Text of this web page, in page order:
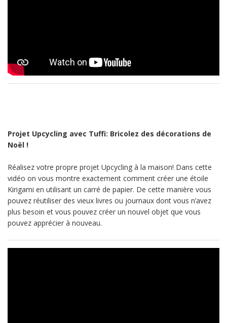
Projet Upcycling avec Tuffi: Bricolez des décorations de
Noël !
Réalisez votre propre projet Upcycling à la maison! Dans cette
vidéo on vous montre exactement comment créer une étoile
Kirigami en utilisant un carré de papier. De cette manière vous
pouvez réutiliser des vieux livres ou journaux dont vous n’avez
plus besoin et vous pouvez créer un nouvel objet que vous
pouvez apprécier à nouveau.